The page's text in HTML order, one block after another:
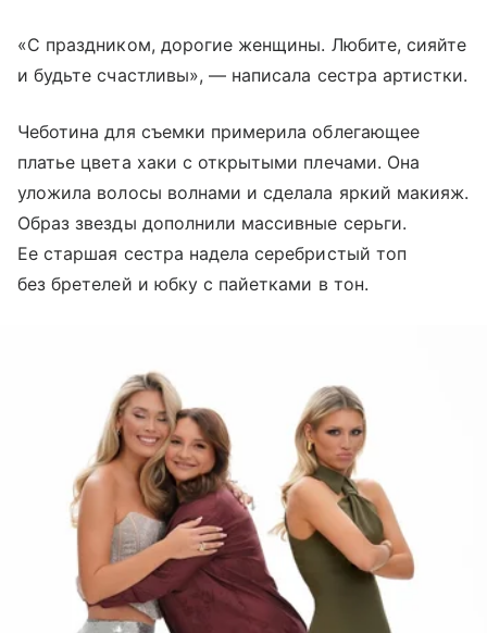
«С праздником, дорогие женщины. Любите, сияйте
и будьте счастливы», — написала сестра артистки.
Чеботина для съемки примерила облегающее
платье цвета хаки с открытыми плечами. Она
уложила волосы волнами и сделала яркий макияж.
Образ звезды дополнили массивные серьги.
Ее старшая сестра надела серебристый топ
без бретелей и юбку с пайетками в тон.